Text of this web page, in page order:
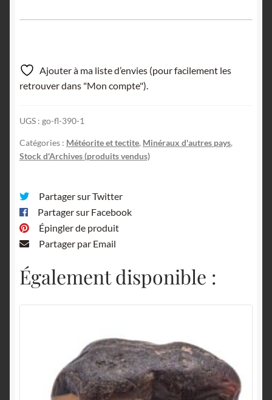
Ajouter à ma liste d’envies (pour facilement les
retrouver dans "Mon compte").
UGS : go-fl-390-1
Catégories : Météorite et tectite, Minéraux d'autres pays,
Stock d'Archives (produits vendus)
Partager sur Twitter
Partager sur Facebook
Épingler de produit
Partager par Email
Également disponible :